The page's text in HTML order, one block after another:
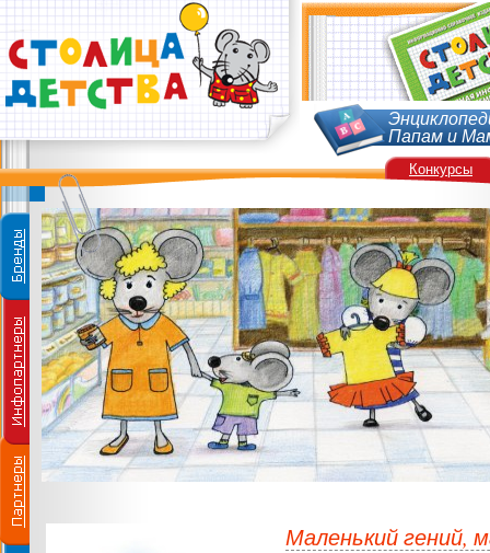
Папам и
Маленький гений,
Конкурсы